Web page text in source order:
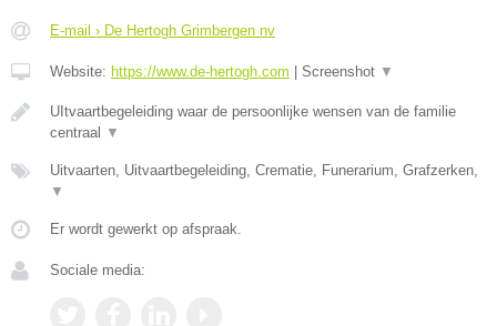
E-mail › De Hertogh Grimbergen nv
Website: https://www.de-hertogh.com Screenshot ▼
UItvaartbegeleiding waar de persoonlijke wensen van de familie
centraal
▼
Uitvaarten, Uitvaartbegeleiding, Crematie, Funerarium, Grafzerken,
▼
Er wordt gewerkt op afspraak.
Sociale media: